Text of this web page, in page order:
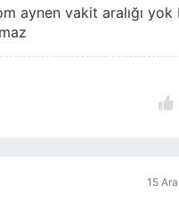
aynen vakit aralığı yok
15